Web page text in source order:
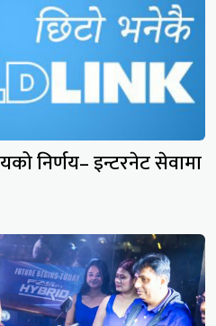
निर्णय– इन्टरनेट सेवामा